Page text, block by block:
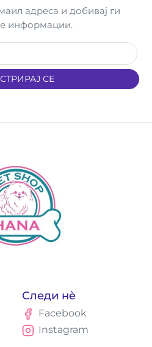
адреса и добивај ги
информации.
СЕ
Следи нè
Facebook
Instagram